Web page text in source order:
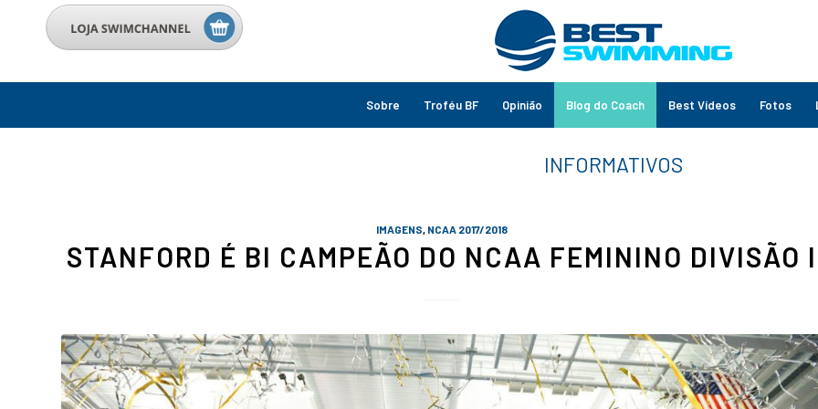
Sobre Troféu BF Opinião Blog do Coach Best Vídeos Fotos
IMAGENS, NCAA 2017/2018
STANFORD É BI CAMPEÃO DO NCAA FEMININO DIVISÃO I